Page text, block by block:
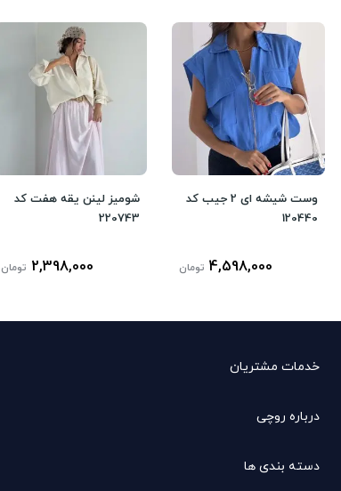
وست شیشه ای 2 جیب کد
120440
4,598,000 تومان
شومیز لینن یقه هفت کد
220743
2,398,000 تومان
خدمات مشتریان
درباره روچی
دسته بندی ها